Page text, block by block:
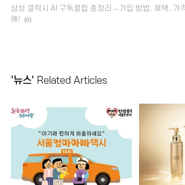
삼성 갤럭시 AI 구독클럽 총정리 – 가입 방법, 혜택, 가
에!
(0)
'뉴스' Related Articles